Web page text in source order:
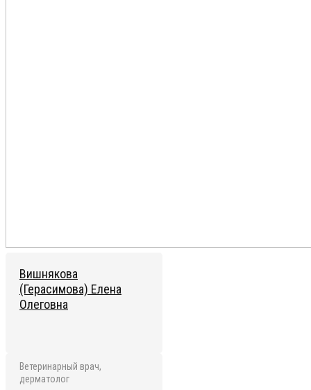
Вишнякова
(Герасимова) Елена
Олеговна
Ветеринарный врач,
дерматолог